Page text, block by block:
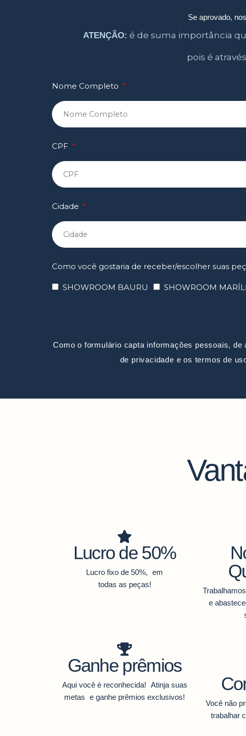
Se aprovado,
ATENÇÃO: é de suma importância
pois é
Nome Completo
CPF
Cidade
Como você gostaria de receber/escolher suas
SHOWROOM BAURU SHOWROOM
Como o formulário capta informações pessoais,
de privacidade e os termos de
Lucro de 50%
Lucro fixo de 50%, em
todas as peças!
e
Ganhe prêmios
Aqui você é reconhecida! Atinja suas
metas e ganhe prêmios exclusivos!
Você não
trabalhar